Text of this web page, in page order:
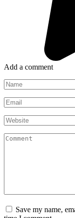
Add a comment
Name
*
Email
*
Website
Comment
Save my name,